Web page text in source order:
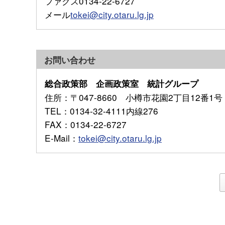
メールtokei@city.otaru.lg.jp
お問い合わせ
総合政策部 企画政策室 統計グループ
住所 ：〒047-8660 小樽市花園2丁目12番1号
TEL ：0134-32-4111内線276
FAX ：0134-22-6727
E-Mail ： tokei@city.otaru.lg.jp